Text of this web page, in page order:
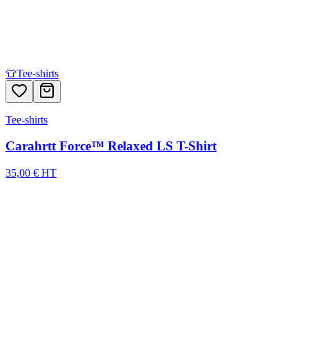
👕Tee-shirts
Tee-shirts
Carahrtt Force™ Relaxed LS T-Shirt
35,00 € HT